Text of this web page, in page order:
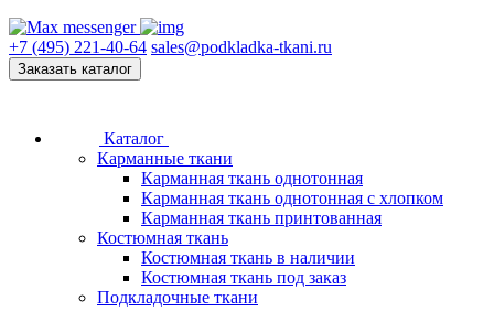
+7 (495) 221-40-64 sales@podkladka-tkani.ru
Заказать каталог
Каталог
Карманные ткани
Карманная ткань однотонная
Карманная ткань однотонная с хлопком
Карманная ткань принтованная
Костюмная ткань
Костюмная ткань в наличии
Костюмная ткань под заказ
Подкладочные ткани